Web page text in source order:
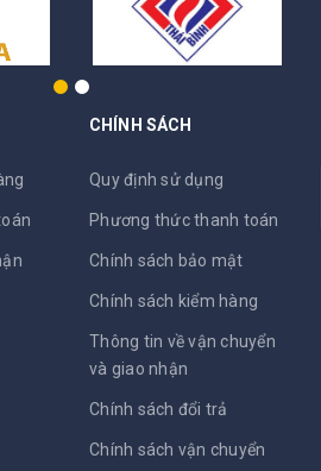
CHÍNH SÁCH
Quy định sử dụng
Phương thức thanh toán
Chính sách bảo mật
Chính sách kiểm hàng
Thông tin về vận chuyển
và giao nhận
Chính sách đổi trả
Chính sách vận chuyển